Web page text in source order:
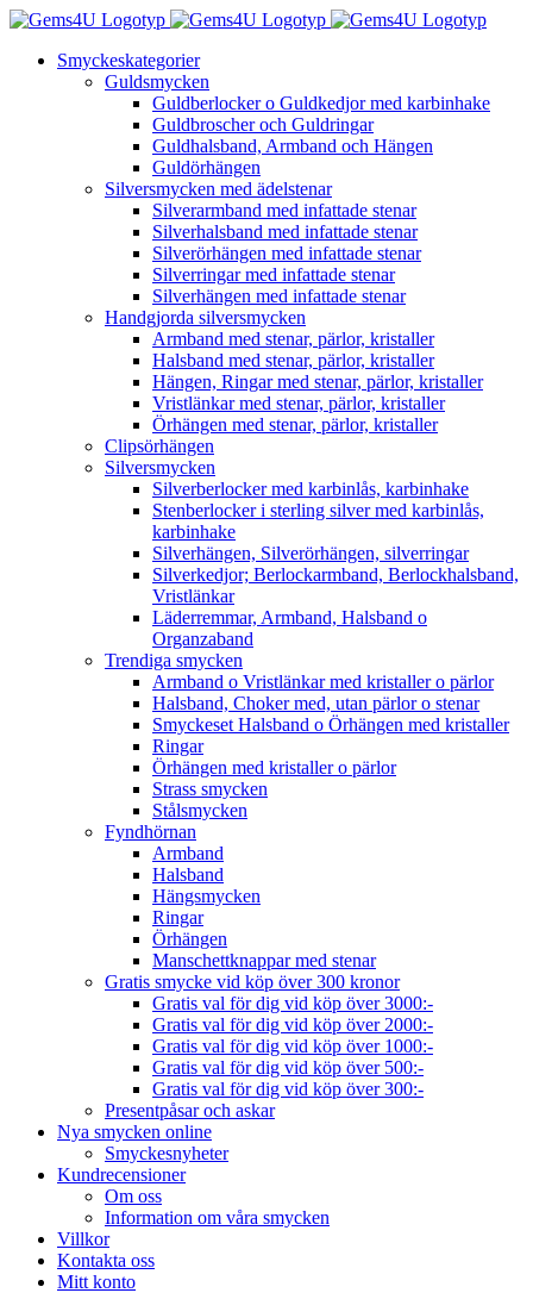
Fortsätt
innehålletSmyckeskategorier
Guldsmycken
Guldberlocker o Guldkedjor med karbinhake
Guldbroscher och Guldringar
Guldhalsband, Armband och Hängen
Guldörhängen
Silversmycken med ädelstenar
Silverarmband med infattade stenar
Silverhalsband med infattade stenar
Silverörhängen med infattade stenar
Silverringar med infattade stenar
Silverhängen med infattade stenar
Handgjorda silversmycken
Armband med stenar, pärlor, kristaller
Halsband med stenar, pärlor, kristaller
Hängen, Ringar med stenar, pärlor, kristaller
Vristlänkar med stenar, pärlor, kristaller
Örhängen med stenar, pärlor, kristaller
Clipsörhängen
Silversmycken
Silverberlocker med karbinlås, karbinhake
Stenberlocker i sterling silver med karbinlås,
karbinhake
Silverhängen, Silverörhängen, silverringar
Silverkedjor; Berlockarmband, Berlockhalsband,
Vristlänkar
Läderremmar, Armband, Halsband o
Organzaband
Trendiga smycken
Armband o Vristlänkar med kristaller o pärlor
Halsband, Choker med, utan pärlor o stenar
Smyckeset Halsband o Örhängen med kristaller
Ringar
Örhängen med kristaller o pärlor
Strass smycken
Stålsmycken
Fyndhörnan
Armband
Halsband
Hängsmycken
Ringar
Örhängen
Manschettknappar med stenar
Gratis smycke vid köp över 300 kronor
Gratis val för dig vid köp över 3000:-
Gratis val för dig vid köp över 2000:-
Gratis val för dig vid köp över 1000:-
Gratis val för dig vid köp över 500:-
Gratis val för dig vid köp över 300:-
Presentpåsar och askar
Nya smycken online
Smyckesnyheter
Kundrecensioner
Om oss
Information om våra smycken
Villkor
Kontakta oss
Mitt konto